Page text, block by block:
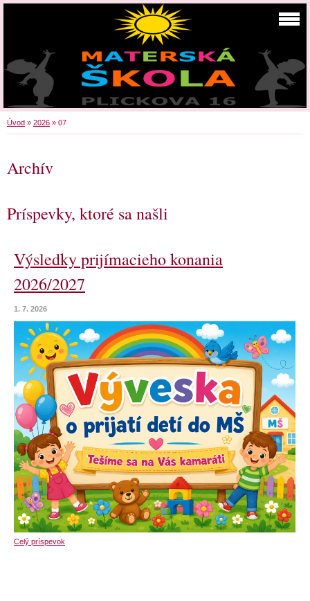
Úvod » 2026 » 07
Archív
Príspevky, ktoré sa našli
Výsledky prijímacieho konania
2026/2027
1. 7. 2026
Celý príspevok